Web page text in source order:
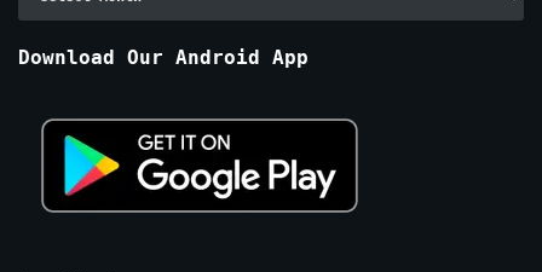
Download Our Android App